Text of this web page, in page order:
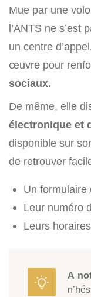
Mue par une
l’ANTS ne s’est
un centre
œuvre pour
sociaux.
De même, elle
électronique et
disponible sur
de retrouver
Un formulaire
Leur numéro
Leurs horaires
A